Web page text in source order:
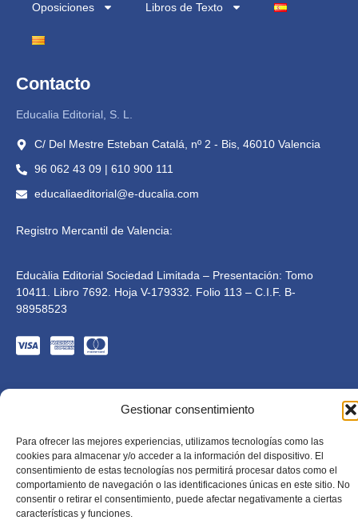
Gestionar consentimiento
Para ofrecer las mejores experiencias, utilizamos tecnologías como las
cookies para almacenar y/o acceder a la información del dispositivo. El
consentimiento de estas tecnologías nos permitirá procesar datos como el
comportamiento de navegación o las identificaciones únicas en este sitio. No
consentir o retirar el consentimiento, puede afectar negativamente a ciertas
características y funciones.
Oposiciones Libros de Texto
Contacto
Educalia Editorial, S. L.
C/ Del Mestre Esteban Catalá, nº 2 - Bis, 46010 Valencia
96 062 43 09 | 610 900 111
educaliaeditorial@e-ducalia.com
Registro Mercantil de Valencia:
Educàlia Editorial Sociedad Limitada – Presentación: Tomo
10411. Libro 7692. Hoja V-179332. Folio 113 – C.I.F. B-
98958523
Educàlia Editorial S.L. está adaptada en cumplimiento de
la LSSI-CE, RGPD y LOPD. 2023 . Todos los derechos
reservados
Diseñado por Mkolid